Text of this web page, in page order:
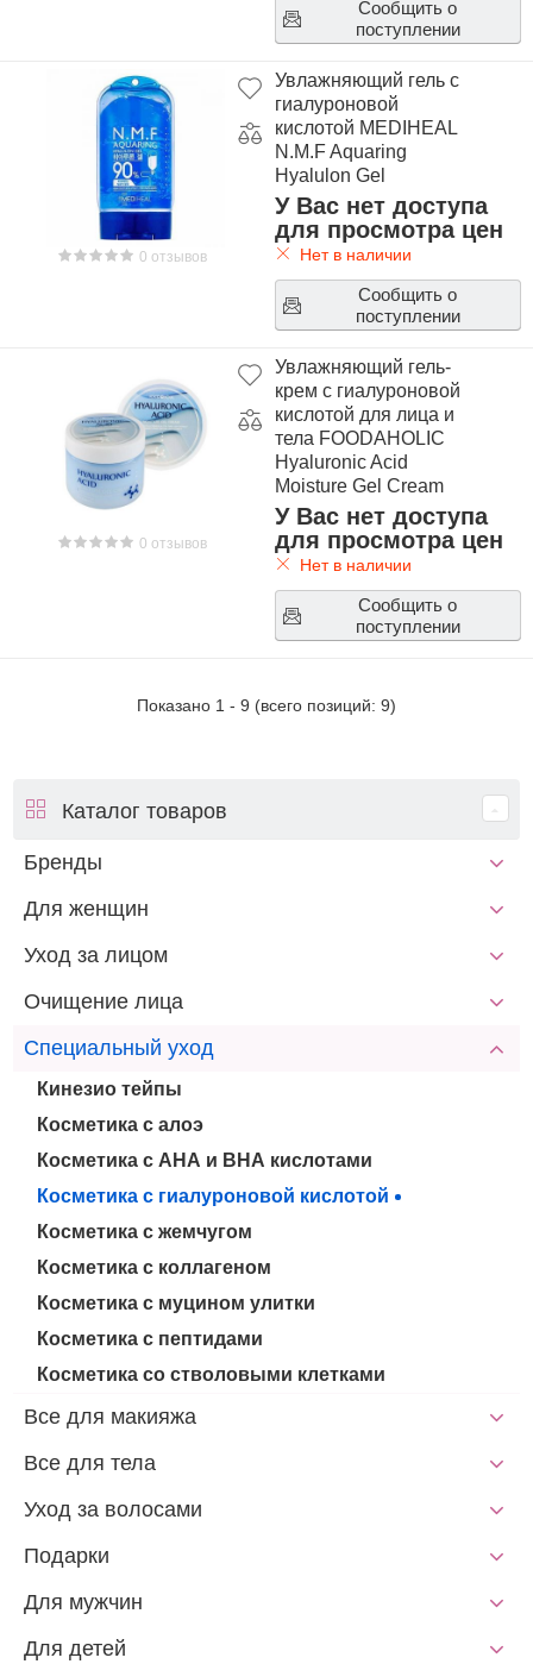
Сообщить о
поступлении
0 отзывов
Увлажняющий гель с
гиалуроновой
кислотой MEDIHEAL
N.M.F Aquaring
Hyalulon Gel
У Вас нет доступа
для просмотра цен
Нет в наличии
Сообщить о
поступлении
0 отзывов
Увлажняющий гель-
крем с гиалуроновой
кислотой для лица и
тела FOODAHOLIC
Hyaluronic Acid
Moisture Gel Cream
У Вас нет доступа
для просмотра цен
Нет в наличии
Сообщить о
поступлении
Показано 1 - 9 (всего позиций: 9)
Каталог товаров
Бренды
Для женщин
Уход за лицом
Очищение лица
Специальный уход
Кинезио тейпы
Косметика с алоэ
Косметика с АНА и ВНА кислотами
Косметика с гиалуроновой кислотой
Косметика с жемчугом
Косметика с коллагеном
Косметика с муцином улитки
Косметика с пептидами
Косметика со стволовыми клетками
Все для макияжа
Все для тела
Уход за волосами
Подарки
Для мужчин
Для детей